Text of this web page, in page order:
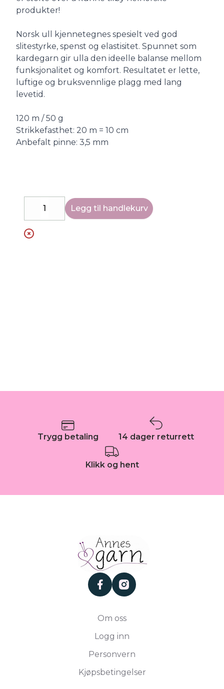
produkter!
Norsk ull kjennetegnes spesielt ved god
slitestyrke, spenst og elastisitet. Spunnet som
kardegarn gir ulla den ideelle balanse mellom
funksjonalitet og komfort. Resultatet er lette,
luftige og bruksvennlige plagg med lang
levetid.
120 m / 50 g
Strikkefasthet: 20 m = 10 cm
Anbefalt pinne: 3,5 mm
DecreaseIncrease
Legg til handlekurv
Trygg betaling 14 dager returrett
Klikk og hent
facebookinstagram
Om oss
Logg inn
Personvern
Kjøpsbetingelser